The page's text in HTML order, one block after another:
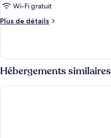
ce
type
de
Chambre
Supérieure
Wi-Fi gratuit
Plus de détails
Plus
le
type
de
chambre
Chambre
Hébergements similaires
Country Inn Sonora